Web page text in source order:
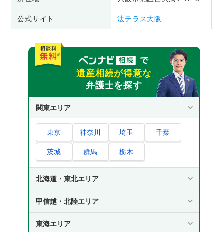
公式サイト 法テラス大阪
遺産相続が得意な
弁護士を探す
関東エリア
東京 神奈川 埼玉 千葉
茨城 群馬 栃木
北海道・東北エリア
甲信越・北陸エリア
東海エリア